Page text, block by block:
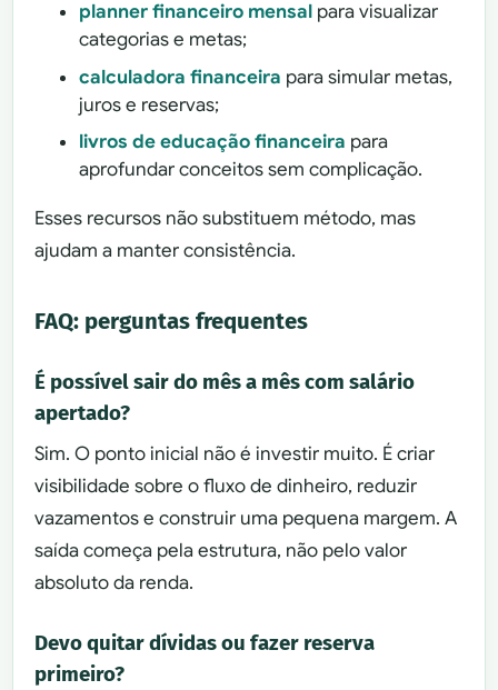
planner financeiro mensal para visualizar
categorias e metas;
calculadora financeira para simular metas,
juros e reservas;
livros de educação financeira para
aprofundar conceitos sem complicação.
Esses recursos não substituem método, mas
ajudam a manter consistência.
FAQ: perguntas frequentes
É possível sair do mês a mês com salário
apertado?
Sim. O ponto inicial não é investir muito. É criar
visibilidade sobre o fluxo de dinheiro, reduzir
vazamentos e construir uma pequena margem. A
saída começa pela estrutura, não pelo valor
absoluto da renda.
Devo quitar dívidas ou fazer reserva
primeiro?